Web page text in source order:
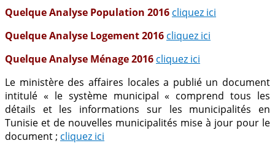
Quelque Analyse Population 2016 cliquez ici
Quelque Analyse Logement 2016 cliquez ici
Quelque Analyse Ménage 2016 cliquez ici
Le ministère des affaires locales a publié un document
intitulé « le système municipal « comprend tous les
détails et les informations sur les municipalités en
Tunisie et de nouvelles municipalités mise à jour pour le
document ; cliquez ici